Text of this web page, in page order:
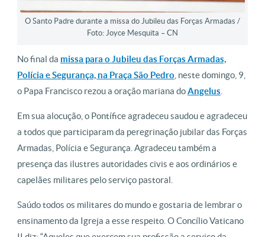
O Santo Padre durante a missa do Jubileu das Forças Armadas /
Foto: Joyce Mesquita – CN
No final da missa para o Jubileu das Forças Armadas,
Polícia e Segurança, na Praça São Pedro , neste domingo, 9,
o Papa Francisco rezou a oração mariana doAngelus
Em sua alocução, o Pontífice agradeceu saudou e agradeceu
a todos que participaram da peregrinação jubilar das Forças
Armadas, Polícia e Segurança. Agradeceu também a
presença das ilustres autoridades civis e aos ordinários e
capelães militares pelo serviço pastoral.
Saúdo todos os militares do mundo e gostaria de lembrar o
ensinamento da Igreja a esse respeito. O Concílio Vaticano